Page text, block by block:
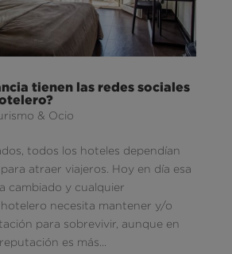
tienen las redes sociales
& Ocio
todos los hoteles dependían
atraer viajeros. Hoy en día esa
cambiado y cualquier
necesita mantener y/o
para sobrevivir, aunque en
es más...